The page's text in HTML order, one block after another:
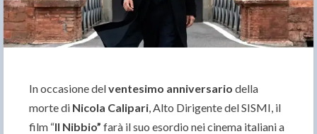
In occasione delventesimo anniversario della
morte di Nicola Calipari, Alto Dirigente del SISMI, il
film “Il Nibbio” farà il suo esordio nei cinema italiani a